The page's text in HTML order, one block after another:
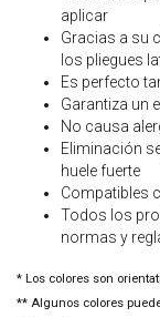
aplicar
⁠Gracias a su
los pliegues
⁠Es perfecto
⁠Garantiza un
⁠No causa
⁠Eliminación
huele fuerte
⁠Compatibles
⁠Todos los
normas y
* Los colores son
** Algunos colores